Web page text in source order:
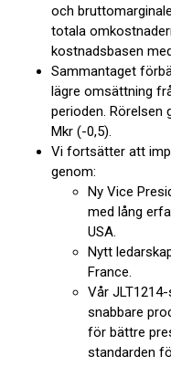
och
totala
kostnadsbasen
Sammantaget
lägre omsättning
perioden. Rörelsen
Mkr (-0,5).
Vi fortsätter att
genom:
Ny Vice
med lång
USA.
Nytt
France.
Vår
snabbare
för bättre
standarden